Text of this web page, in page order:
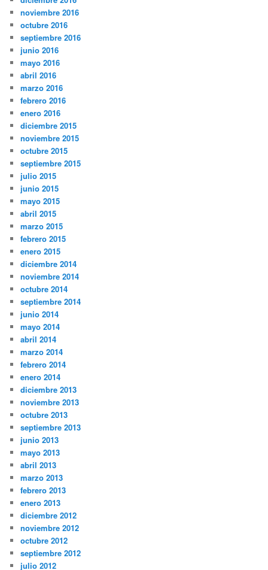
noviembre 2016
octubre 2016
septiembre 2016
junio 2016
mayo 2016
abril 2016
marzo 2016
febrero 2016
enero 2016
diciembre 2015
noviembre 2015
octubre 2015
septiembre 2015
julio 2015
junio 2015
mayo 2015
abril 2015
marzo 2015
febrero 2015
enero 2015
diciembre 2014
noviembre 2014
octubre 2014
septiembre 2014
junio 2014
mayo 2014
abril 2014
marzo 2014
febrero 2014
enero 2014
diciembre 2013
noviembre 2013
octubre 2013
septiembre 2013
junio 2013
mayo 2013
abril 2013
marzo 2013
febrero 2013
enero 2013
diciembre 2012
noviembre 2012
octubre 2012
septiembre 2012
julio 2012